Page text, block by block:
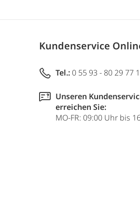
Kundenservice
Tel.: 0 55 93 - 80 29 77
Unseren
erreichen Sie:
MO-FR: 09:00 Uhr bis